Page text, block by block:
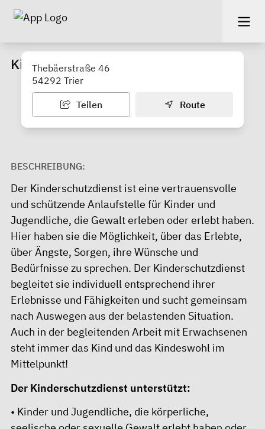
Kinderschutzdienst
Thebäerstraße 46
54292 Trier
Teilen Route
BESCHREIBUNG:
Der Kinderschutzdienst ist eine vertrauensvolle
und schützende Anlaufstelle für Kinder und
Jugendliche, die Gewalt erleben oder erlebt haben.
Hier haben sie die Möglichkeit, über das Erlebte,
über Ängste, Sorgen, ihre Wünsche und
Bedürfnisse zu sprechen. Der Kinderschutzdienst
begleitet sie individuell entsprechend ihrer
Erlebnisse und Fähigkeiten und sucht gemeinsam
nach Auswegen aus der belastenden Situation.
Auch in der begleitenden Arbeit mit Erwachsenen
steht immer das Kind und das Kindeswohl im
Mittelpunkt!
Der Kinderschutzdienst unterstützt:
• Kinder und Jugendliche, die körperliche,